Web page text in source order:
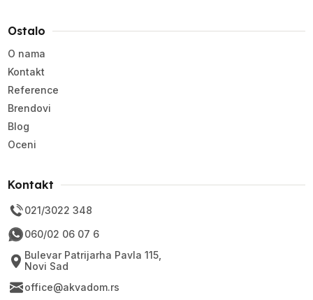
Ostalo
O nama
Kontakt
Reference
Brendovi
Blog
Oceni
Kontakt
021/3022 348
060/02 06 07 6
Bulevar Patrijarha Pavla 115,
Novi Sad
office@akvadom.rs